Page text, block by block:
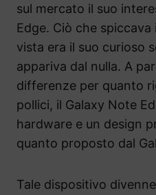
sul mercato il suo
Edge. Ciò che
vista era il suo curioso
appariva dal nulla. A
differenze per quanto
pollici, il Galaxy Note
hardware e un design
quanto proposto dal
Tale dispositivo